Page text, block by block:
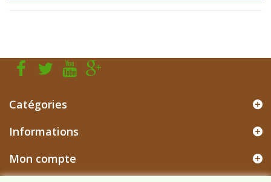
Catégories
Informations
Mon compte